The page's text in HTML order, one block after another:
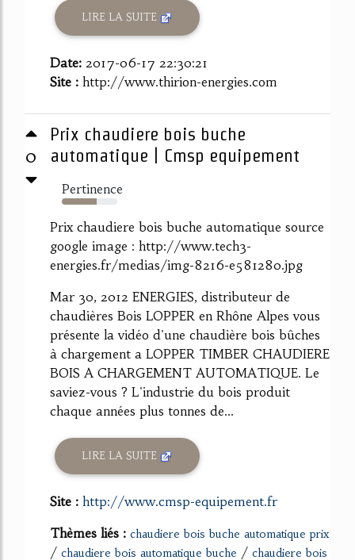
LIRE LA SUITE
Date: 2017-06-17 22:30:21
Site : http://www.thirion-energies.com
0
Prix chaudiere bois buche
automatique | Cmsp equipement
Pertinence
63%
Prix chaudiere bois buche automatique source
google image : http://www.tech3-
energies.fr/medias/img-8216-e581280.jpg
Mar 30, 2012 ENERGIES, distributeur de
chaudières Bois LOPPER en Rhône Alpes vous
présente la vidéo d'une chaudière bois bûches
à chargement a LOPPER TIMBER CHAUDIERE
BOIS A CHARGEMENT AUTOMATIQUE. Le
saviez-vous ? L'industrie du bois produit
chaque années plus tonnes de...
LIRE LA SUITE
Site : http://www.cmsp-equipement.fr
Thèmes liés : chaudiere bois buche automatique prix
/ chaudiere bois automatique buche / chaudiere bois